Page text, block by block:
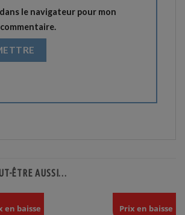
le navigateur pour mon
ÊTRE AUSSI…
en baisse Prix en baisse